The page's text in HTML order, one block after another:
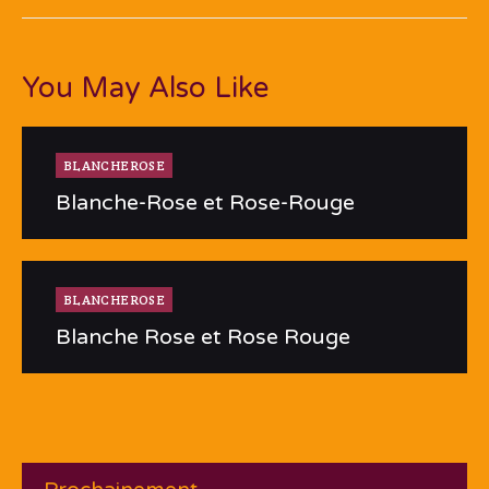
You May Also Like
BLANCHEROSE
Blanche-Rose et Rose-Rouge
BLANCHEROSE
Blanche Rose et Rose Rouge